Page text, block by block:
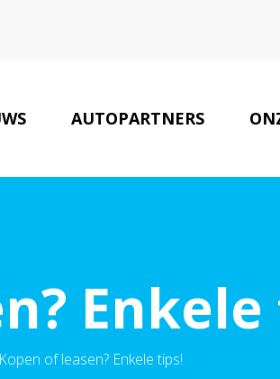
AUTOPARTNERS
Kopen of leasen? Enkele tips!